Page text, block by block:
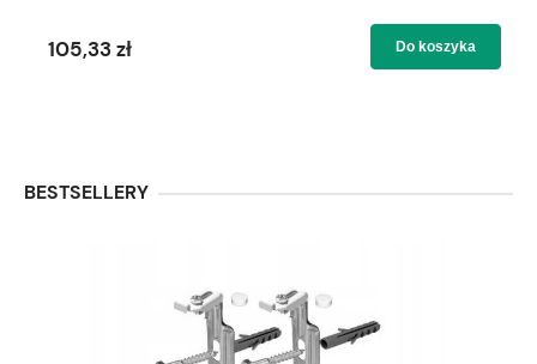
105,33 zł Do koszyka
BESTSELLERY